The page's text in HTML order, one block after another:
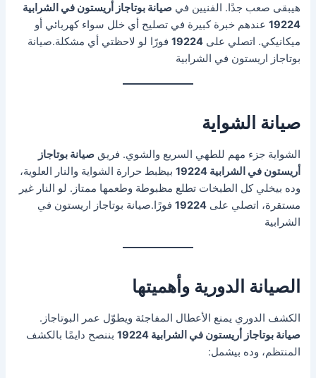
هيبقى صعب جدًا. الفنيين فيصيانة بوتاجاز أريستون في الشرابية
19224 عندهم خبرة كبيرة في تصليح أي خلل سواء كهربائي أو
ميكانيكي. اتصلي على19224 فورًا لو لاحظتي أي مشكلة.صيانة
بوتاجاز اريستون في الشرابية
صيانة الشواية
الشواية جزء مهم للطهي السريع والشوي. فريقصيانة بوتاجاز
أريستون في الشرابية 19224
بيظبط حرارة الشواية والنار العلوية،
وده بيخلي كل الطبخات تطلع مظبوطة وطعمها ممتاز. لو النار غير
مستقرة، اتصلي على19224 فورًا.صيانة بوتاجاز اريستون في
الشرابية
الصيانة الدورية وأهميتها
الكشف الدوري يمنع الأعطال المفاجئة ويطوّل عمر البوتاجاز.
صيانة بوتاجاز أريستون في الشرابية 19224
بننصح دايمًا بالكشف
المنتظم، وده بيشمل: